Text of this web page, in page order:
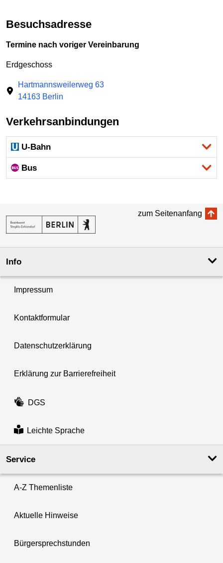
Besuchsadresse
Termine nach voriger Vereinbarung
Erdgeschoss
Hartmannsweilerweg 63
14163 Berlin
Verkehrsanbindungen
U-Bahn
Bus
zum Seitenanfang
Info
Impressum
Kontaktformular
Datenschutzerklärung
Erklärung zur Barrierefreiheit
DGS
Leichte Sprache
Service
A-Z Themenliste
Aktuelle Hinweise
Bürgersprechstunden